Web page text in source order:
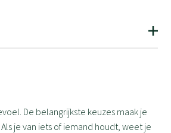
De belangrijkste keuzes maak je
je van iets of iemand houdt, weet je